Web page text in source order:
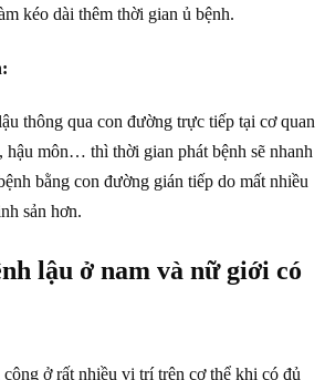
kéo dài thêm thời gian ủ bệnh.
thông qua con đường trực tiếp tại cơ quan
hậu môn… thì thời gian phát bệnh sẽ nhanh
bằng con đường gián tiếp do mất nhiều
sản hơn.
lậu ở nam và nữ giới có
ở rất nhiều vị trí trên cơ thể khi có đủ